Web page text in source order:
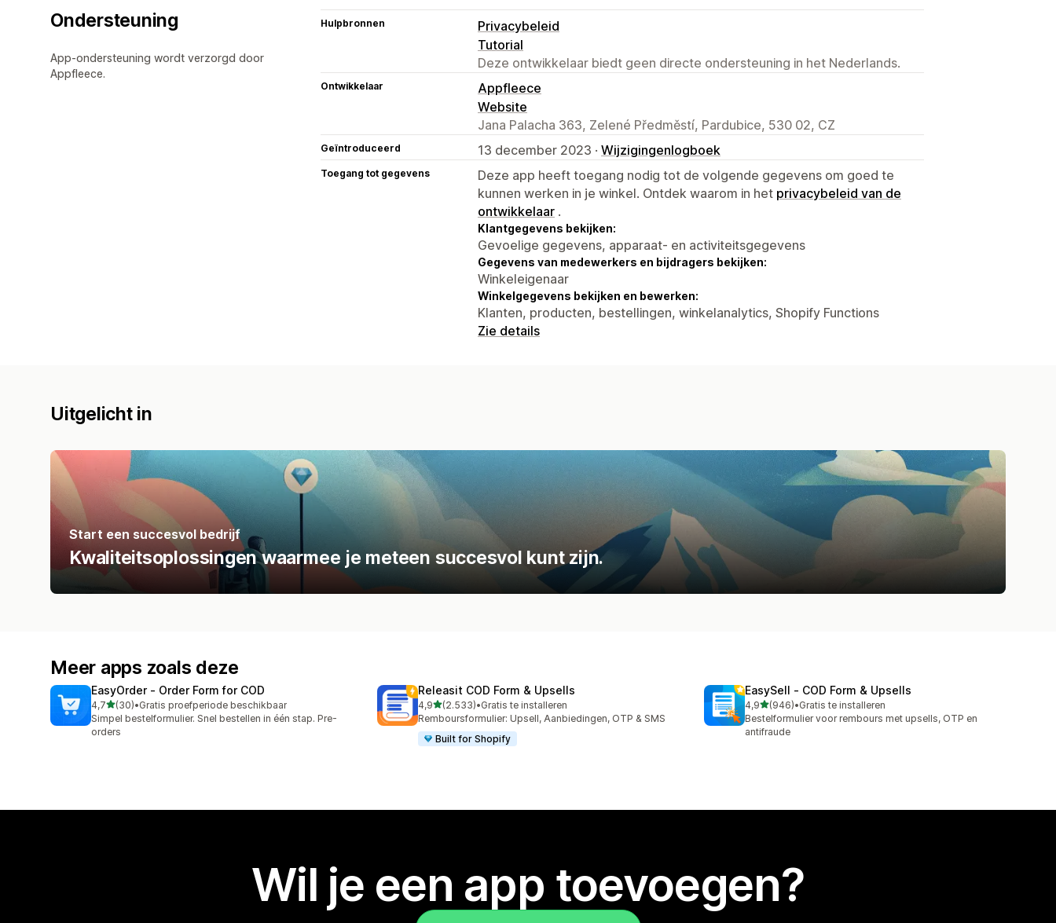
Ondersteuning
App-ondersteuning wordt verzorgd door
Appfleece.
Hulpbronnen
Privacybeleid
Tutorial
Deze ontwikkelaar biedt geen directe ondersteuning in het Nederlands.
Ontwikkelaar
Appfleece
Website
Jana Palacha 363, Zelené Předměstí, Pardubice, 530 02, CZ
Geïntroduceerd 13 december 2023 · Wijzigingenlogboek
Toegang tot gegevens
Deze app heeft toegang nodig tot de volgende gegevens om goed te
kunnen werken in je winkel. Ontdek waarom in het privacybeleid van de
ontwikkelaar .
Klantgegevens bekijken:
Gevoelige gegevens, apparaat- en activiteitsgegevens
Gegevens van medewerkers en bijdragers bekijken:
Winkeleigenaar
Winkelgegevens bekijken en bewerken:
Klanten, producten, bestellingen, winkelanalytics, Shopify Functions
Zie details
Uitgelicht in
Start een succesvol bedrijf
Kwaliteitsoplossingen waarmee je meteen succesvol kunt zijn.
Meer apps zoals deze
EasyOrder ‑ Order Form for COD
4,7van 5 sterren
(30)
30 recensies in totaal
•Gratis proefperiode beschikbaar
Simpel bestelformulier. Snel bestellen in één stap. Pre-
orders
Releasit COD Form & Upsells
4,9van 5 sterren
(2.533)
2533 recensies in totaal
•Gratis te installeren
Remboursformulier: Upsell, Aanbiedingen, OTP & SMS
Built for Shopify
EasySell ‑ COD Form & Upsells
4,9van 5 sterren
(946)
946 recensies in totaal
•Gratis te installeren
Bestelformulier voor rembours met upsells, OTP en
antifraude
Wil je een app toevoegen?